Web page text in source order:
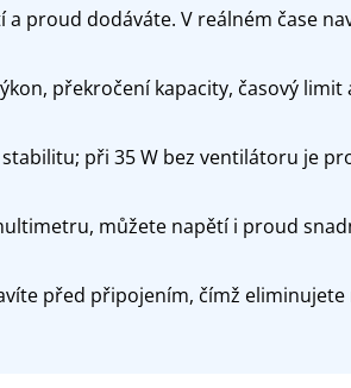
proud dodáváte. V reálném čase
překročení kapacity, časový limit
při 35 W bez ventilátoru je
můžete napětí i proud
před připojením, čímž eliminujete